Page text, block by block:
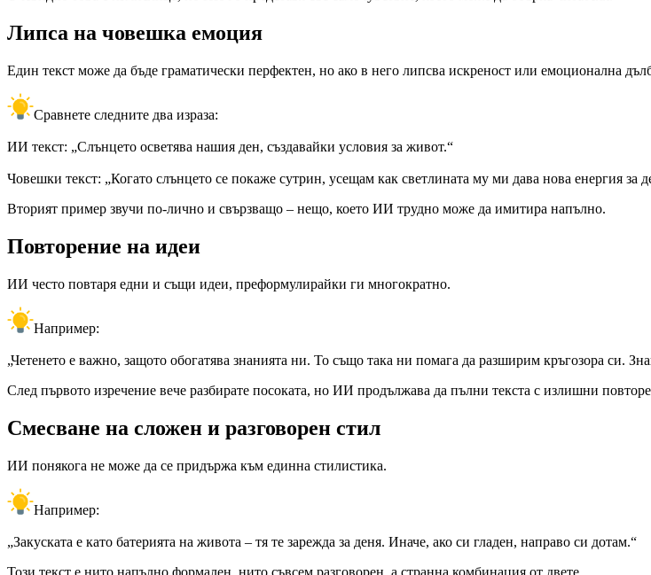
Липса на човешка емоция
Един текст може да бъде граматически перфектен, но ако в него липсва искреност или емоционална
Сравнете следните два израза:
ИИ текст: „Слънцето осветява нашия ден, създавайки условия за живот.“
Човешки текст: „Когато слънцето се покаже сутрин, усещам как светлината му ми дава нова енергия за
Вторият пример звучи по-лично и свързващо – нещо, което ИИ трудно може да имитира напълно.
Повторение на идеи
ИИ често повтаря едни и същи идеи, преформулирайки ги многократно.
Например:
„Четенето е важно, защото обогатява знанията ни. То също така ни помага да разширим кръгозора си.
След първото изречение вече разбирате посоката, но ИИ продължава да пълни текста с излишни
Смесване на сложен и разговорен стил
ИИ понякога не може да се придържа към единна стилистика.
Например:
„Закуската е като батерията на живота – тя те зарежда за деня. Иначе, ако си гладен, направо си дотам.“
Този текст е нито напълно формален, нито съвсем разговорен, а странна комбинация от двете.